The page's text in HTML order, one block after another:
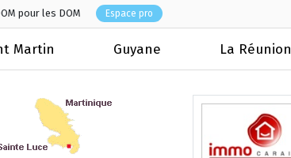
pour les DOM Espace pro
Martin Guyane La Réunion